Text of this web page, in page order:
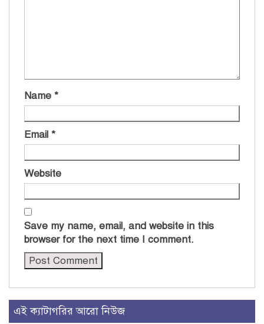
Name *
Email *
Website
Save my name, email, and website in this
browser for the next time I comment.
এই ক্যাটাগরির আরো নিউজ